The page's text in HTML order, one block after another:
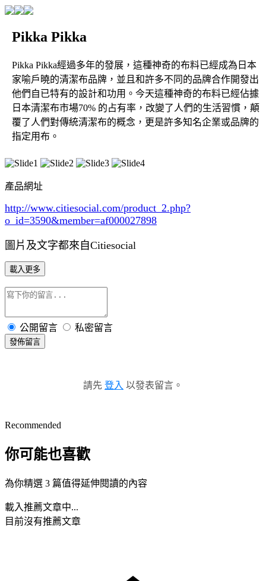
Pikka Pikka
Pikka Pikka經過多年的發展，這種神奇的布料已經成為日本
家喻戶曉的清潔布品牌，並且和許多不同的品牌合作開發出
他們自已特有的設計和功用。今天這種神奇的布料已經佔據
日本清潔布市場70% 的占有率，改變了人們的生活習慣，顛
覆了人們對傳統清潔布的概念，更是許多知名企業或品牌的
指定用布。
產品網址
http://www.citiesocial.com/product_2.php?
o_id=3590&member=af000027898
圖片及文字都來自Citiesocial
載入更多
公開留言 私密留言
發佈留言
請先 登入 以發表留言。
Recommended
你可能也喜歡
為你精選 3 篇值得延伸閱讀的內容
載入推薦文章中...
目前沒有推薦文章